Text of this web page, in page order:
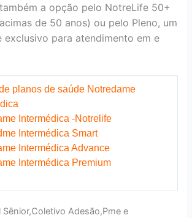
a opção pelo NotreLife 50+
de 50 anos) ou pelo Pleno, um
exclusivo para atendimento em e
planos de saúde Notredame
Intermédica -Notrelife
Intermédica Smart
Intermédica Advance
Intermédica Premium
Adesão,Pme e